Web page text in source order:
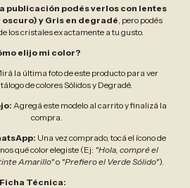
publicación podés verlos con lentes
y Gris en degradé, pero podés
los cristales exactamente a tu gusto.
elijo mi color?
la última foto de este producto para ver
de colores Sólidos y Degradé.
Agregá este modelo al carrito y finalizá la
compra.
Una vez comprado, tocá el ícono de
qué color elegiste (Ej: "Hola, compré el
Amarillo"o "Prefiero el Verde Sólido").
Ficha Técnica: